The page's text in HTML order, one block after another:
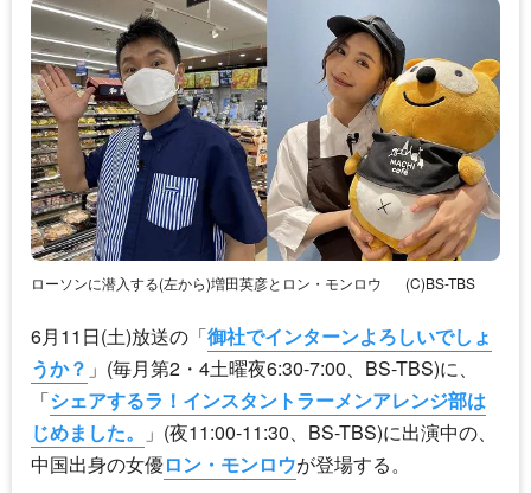
ローソンに潜入する(左から)増田英彦とロン・モンロウ (C)BS-TBS
6月11日(土)放送の「御社でインターンよろしいでしょ
うか？ 」(毎月第2・4土曜夜6:30-7:00、BS-TBS)に、
「シェアするラ！インスタントラーメンアレンジ部は
じめました。
」(夜11:00-11:30、BS-TBS)に出演中の、
中国出身の女優ロン・モンロウが登場する。